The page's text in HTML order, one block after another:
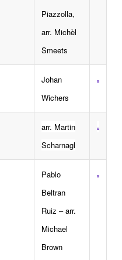
Piazzolla,
arr. Michèl
Smeets
Johan
Wichers
arr. Martin
Scharnagl
Pablo
Beltran
Ruiz – arr.
Michael
Brown